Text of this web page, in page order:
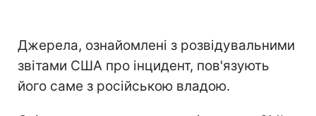
Джерела, ознайомлені з розвідувальними
звітами США про інцидент, пов'язують
його саме з російською владою.